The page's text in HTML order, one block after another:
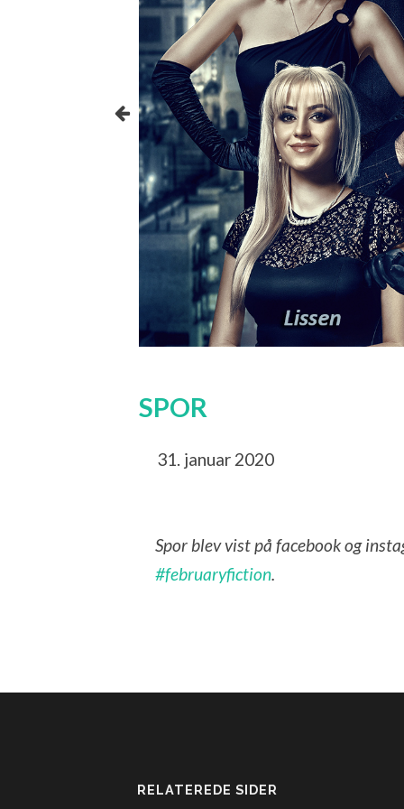
SPOR
31. januar 2020
Spor blev vist på facebook og
#februaryfiction.
RELATEREDE SIDER